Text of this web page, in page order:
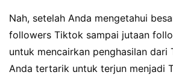
Nah, setelah Anda mengetahui
followers Tiktok sampai jutaan
untuk mencairkan penghasilan dari
Anda tertarik untuk terjun menjadi